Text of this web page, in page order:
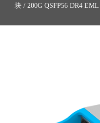
块 / 200G QSFP56 DR4